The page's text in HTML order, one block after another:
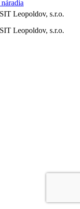
Leopoldov, s.r.o.
Leopoldov, s.r.o.